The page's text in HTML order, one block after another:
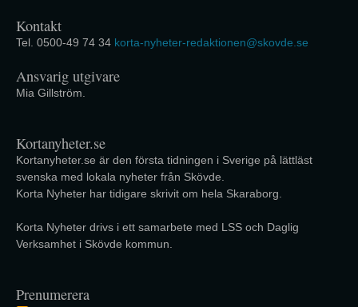
Kontakt
Tel. 0500-49 74 34 korta-nyheter-redaktionen@skovde.se
Ansvarig utgivare
Mia Gillström.
Kortanyheter.se
Kortanyheter.se är den första tidningen i Sverige på lättläst
svenska med lokala nyheter från Skövde.
Korta Nyheter har tidigare skrivit om hela Skaraborg.
Korta Nyheter drivs i ett samarbete med LSS och Daglig
Verksamhet i Skövde kommun.
Prenumerera